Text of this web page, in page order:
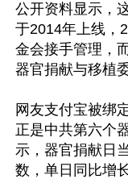
公开资料显示，
于2014年上线，
金会接手管理，
器官捐献与移植
网友支付宝被绑
正是中共第六个
示，器官捐献日
数，单日同比增